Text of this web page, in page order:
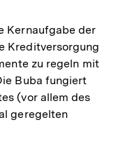
Kernaufgabe der
Kreditversorgung
zu regeln mit
Buba fungiert
(vor allem des
geregelten